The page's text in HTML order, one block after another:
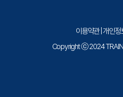
이용약관| 개인정
Copyright ⓒ 2024